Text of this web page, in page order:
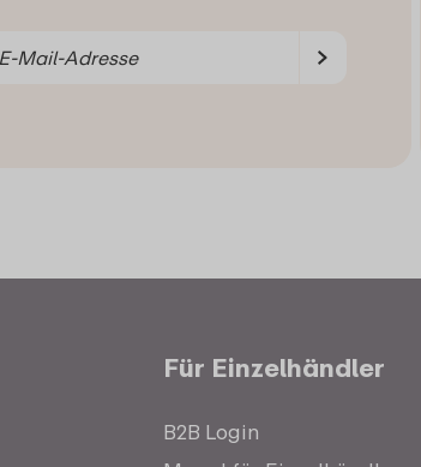
Für Einzelhändler
B2B Login